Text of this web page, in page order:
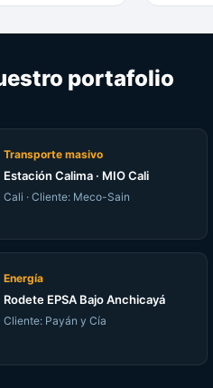
portafolio
Transporte masivo
Estación Calima · MIO Cali
Cali · Cliente: Meco-Sain
Energía
Rodete EPSA Bajo Anchicayá
Cliente: Payán y Cía